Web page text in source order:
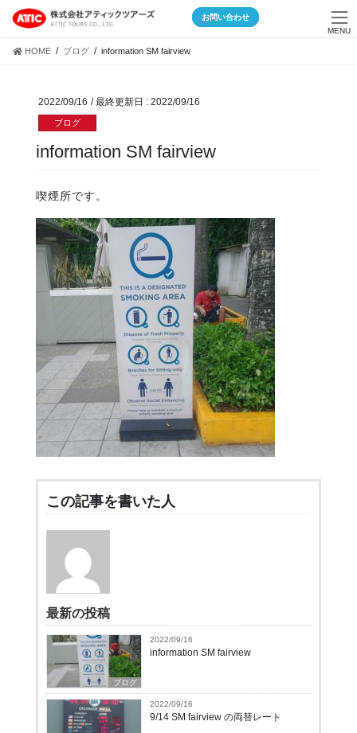
Skip
content
Skip
Navigation
お問い合わせ
HOME ブログ information SM fairview
2022/09/16 / 最終更新日 : 2022/09/16
ブログ
information SM fairview
喫煙所です。
この記事を書いた人
最新の投稿
ブログ
2022/09/16
information SM fairview
2022/09/16
9/14 SM fairview の両替レート
MENU